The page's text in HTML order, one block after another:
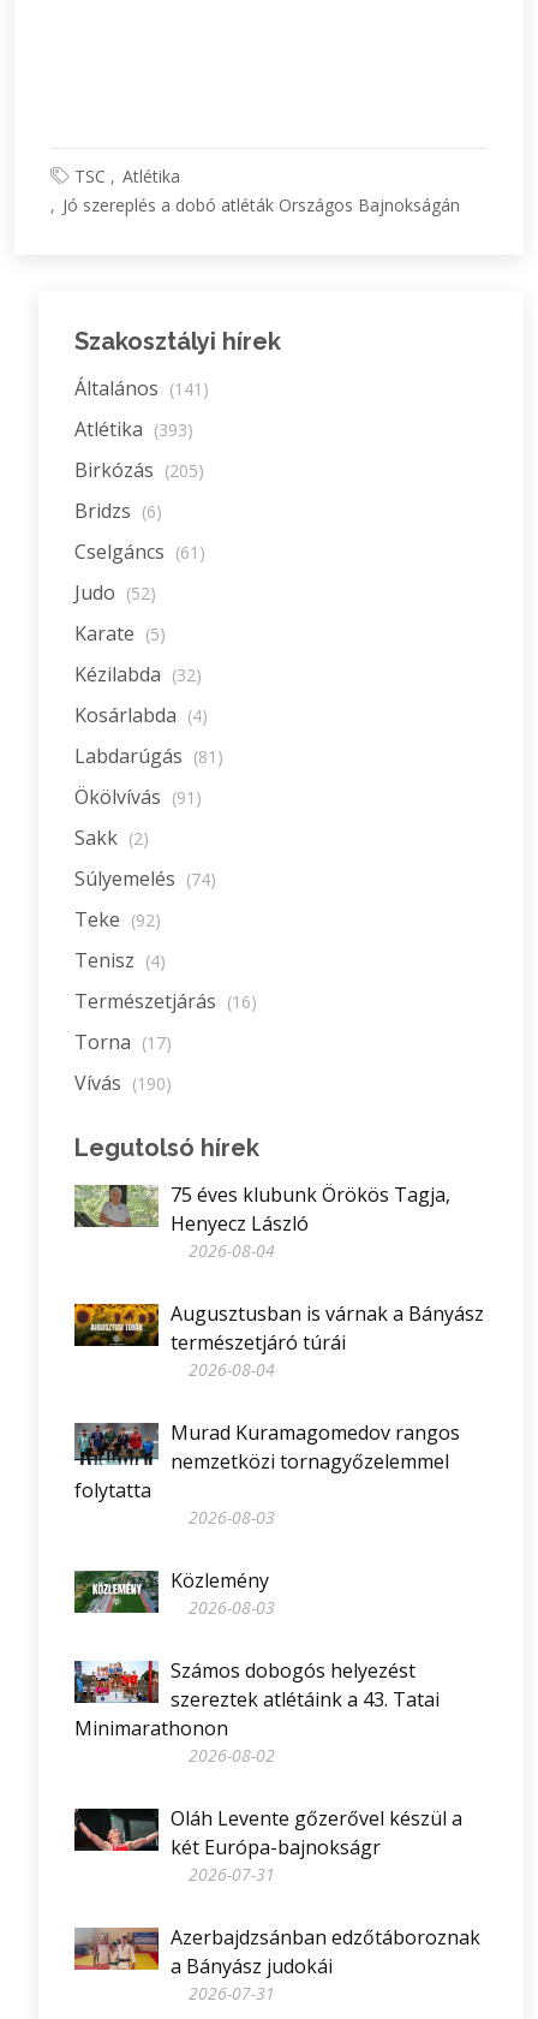
TSC
Atlétika
Jó szereplés a dobó atléták Országos Bajnokságán
Szakosztályi hírek
Általános (141)
Atlétika (393)
Birkózás (205)
Bridzs (6)
Cselgáncs (61)
Judo (52)
Karate (5)
Kézilabda (32)
Kosárlabda (4)
Labdarúgás (81)
Ökölvívás (91)
Sakk (2)
Súlyemelés (74)
Teke (92)
Tenisz (4)
Természetjárás (16)
Torna (17)
Vívás (190)
Legutolsó hírek
75 éves klubunk Örökös Tagja,
Henyecz László
2026-08-04
Augusztusban is várnak a Bányász
természetjáró túrái
2026-08-04
Murad Kuramagomedov rangos
nemzetközi tornagyőzelemmel
folytatta
2026-08-03
Közlemény
2026-08-03
Számos dobogós helyezést
szereztek atlétáink a 43. Tatai
Minimarathonon
2026-08-02
Oláh Levente gőzerővel készül a
két Európa-bajnokságr
2026-07-31
Azerbajdzsánban edzőtáboroznak
a Bányász judokái
2026-07-31